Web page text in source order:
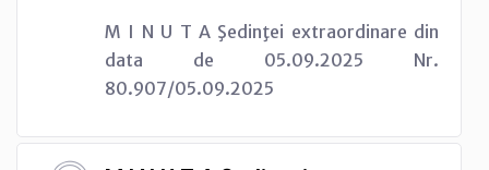
M I N U T A Şedinţei extraordinare din
data de 05.09.2025 Nr.
80.907/05.09.2025